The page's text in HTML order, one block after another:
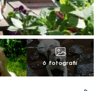
6 fotografií